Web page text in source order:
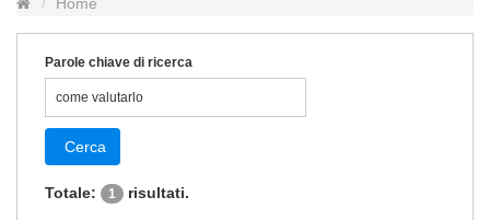
Parole chiave di ricerca
Cerca
Totale: 1 risultati.